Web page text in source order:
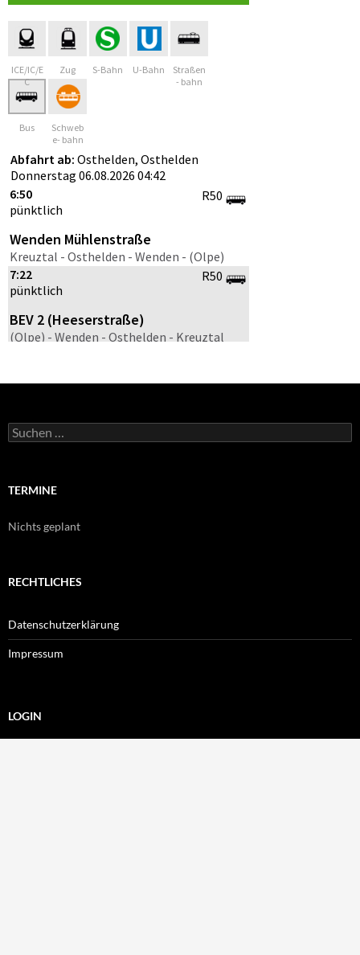
Suchen
nach:
TERMINE
Nichts geplant
RECHTLICHES
Datenschutzerklärung
Impressum
LOGIN